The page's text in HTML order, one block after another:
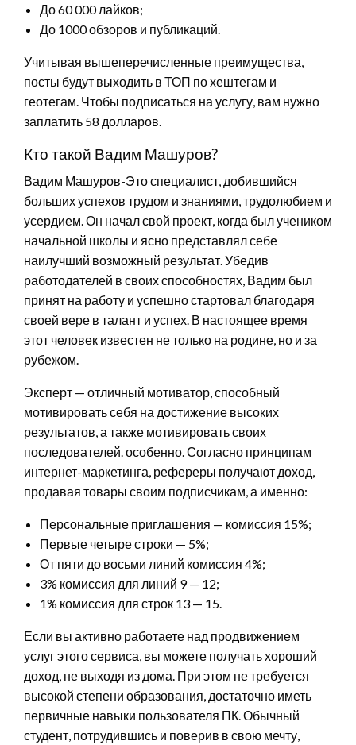
До 60 000 лайков;
До 1000 обзоров и публикаций.
Учитывая вышеперечисленные преимущества,
посты будут выходить в ТОП по хештегам и
геотегам. Чтобы подписаться на услугу, вам нужно
заплатить 58 долларов.
Кто такой Вадим Машуров?
Вадим Машуров-Это специалист, добившийся
больших успехов трудом и знаниями, трудолюбием и
усердием. Он начал свой проект, когда был учеником
начальной школы и ясно представлял себе
наилучший возможный результат. Убедив
работодателей в своих способностях, Вадим был
принят на работу и успешно стартовал благодаря
своей вере в талант и успех. В настоящее время
этот человек известен не только на родине, но и за
рубежом.
Эксперт — отличный мотиватор, способный
мотивировать себя на достижение высоких
результатов, а также мотивировать своих
последователей. особенно. Согласно принципам
интернет-маркетинга, рефереры получают доход,
продавая товары своим подписчикам, а именно:
Персональные приглашения — комиссия 15%;
Первые четыре строки — 5%;
От пяти до восьми линий комиссия 4%;
3% комиссия для линий 9 — 12;
1% комиссия для строк 13 — 15.
Если вы активно работаете над продвижением
услуг этого сервиса, вы можете получать хороший
доход, не выходя из дома. При этом не требуется
высокой степени образования, достаточно иметь
первичные навыки пользователя ПК. Обычный
студент, потрудившись и поверив в свою мечту,